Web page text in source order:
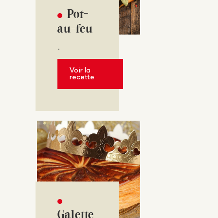
Pot-
au-feu
.
Voir la
recette
Galette